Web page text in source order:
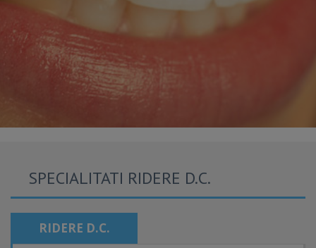
SPECIALITATI RIDERE D.C.
RIDERE D.C.